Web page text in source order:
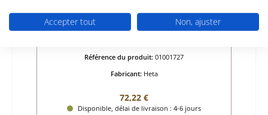
Heta Scan-Line 7 pierre latérale gauche
Référence du produit: 01001727
Fabricant: Heta
Prix régulier :
72,22 €
Disponible, délai de livraison : 4-6 jours
Accepter tout Non, ajuster